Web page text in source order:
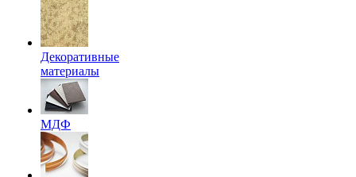
Декоративные
материалы
МДФ